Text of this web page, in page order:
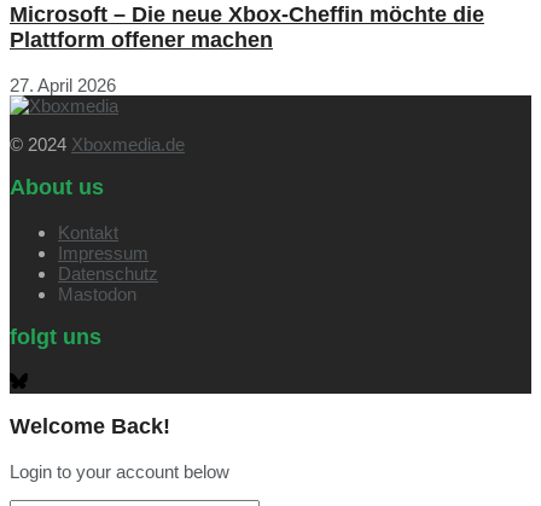
Microsoft – Die neue Xbox-Cheffin möchte die
Plattform offener machen
27. April 2026
© 2024 Xboxmedia.de
About us
Kontakt
Impressum
Datenschutz
Mastodon
folgt uns
Welcome Back!
Login to your account below